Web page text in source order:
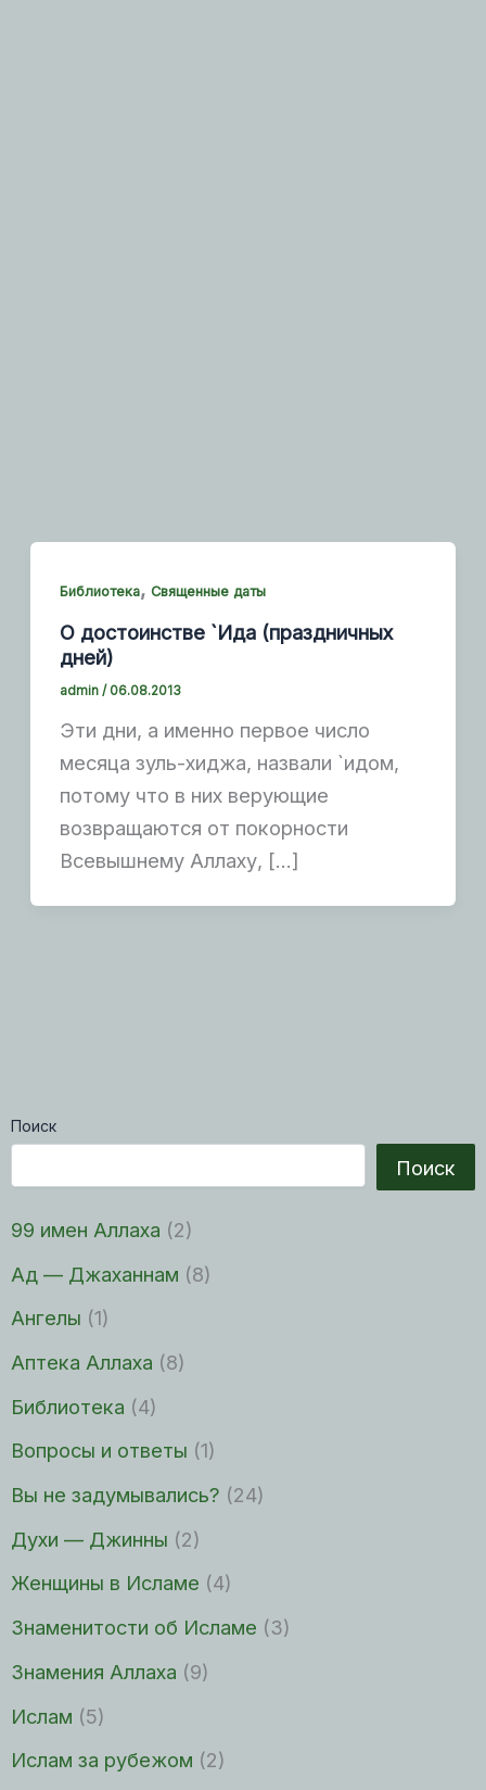
Поиск
Поиск
99 имен Аллаха (2)
Ад — Джаханнам (8)
Ангелы (1)
Аптека Аллаха (8)
Библиотека (4)
Вопросы и ответы (1)
Вы не задумывались? (24)
Духи — Джинны (2)
Женщины в Исламе (4)
Знаменитости об Исламе (3)
Знамения Аллаха (9)
Ислам (5)
Ислам за рубежом (2)
Библиотека,Священные даты
О достоинстве `Ида (праздничных
дней)
admin/ 06.08.2013
Эти дни, а именно первое число
месяца зуль-хиджа, назвали `идом,
потому что в них верующие
возвращаются от покорности
Всевышнему Аллаху, […]